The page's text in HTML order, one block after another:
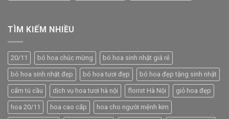
TÌM KIẾM NHIỀU
20/11 bó hoa chúc mừng bó hoa sinh nhật giá rẻ
bó hoa sinh nhật đẹp bó hoa tươi đẹp bó hoa đẹp tặng sinh nhật
cẩm tú cầu dịch vụ hoa tươi hà nội florist Hà Nội giỏ hoa đẹp
hoa 20/11 hoa cao cấp hoa cho người mệnh kim